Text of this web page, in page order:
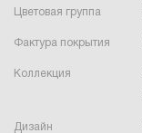
Цветовая группа
Фактура покрытия
Коллекция
Дизайн